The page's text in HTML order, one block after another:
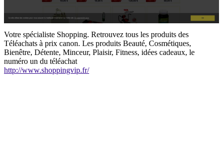
Votre spécialiste Shopping. Retrouvez tous les produits des
Téléachats à prix canon. Les produits Beauté, Cosmétiques,
Bienêtre, Détente, Minceur, Plaisir, Fitness, idées cadeaux, le
numéro un du téléachat
http://www.shoppingvip.fr/